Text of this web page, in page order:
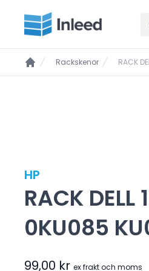
Rackskenor RACK
HP
RACK DELL
0KU085
99,00 kr ex frakt och moms